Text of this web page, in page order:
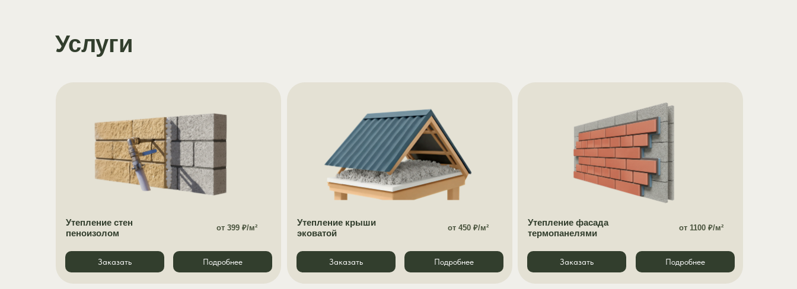
Услуги
Подробнее
Заказать
Утепление стен
пеноизолом
от 399 ₽/м²
Подробнее
Заказать
Утепление крыши
эковатой
от 450 ₽/м²
Подробнее
Заказать
Утепление фасада
термопанелями
от 1100 ₽/м²